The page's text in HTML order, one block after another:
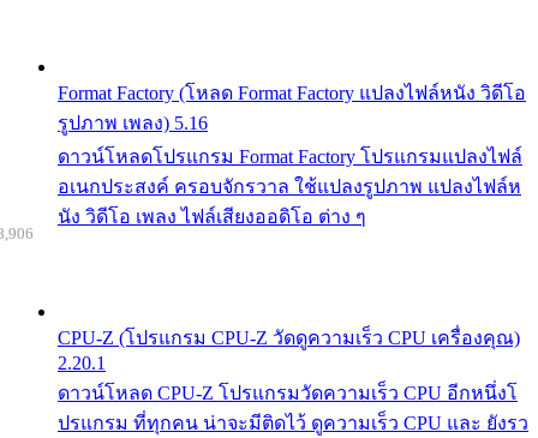
Format Factory (โหลด Format Factory แปลงไฟล์หนัง วิดีโอ
รูปภาพ เพลง) 5.16
ดาวน์โหลดโปรแกรม Format Factory โปรแกรมแปลงไฟล์
อเนกประสงค์ ครอบจักรวาล ใช้แปลงรูปภาพ แปลงไฟล์ห
นัง วิดีโอ เพลง ไฟล์เสียงออดิโอ ต่าง ๆ
CPU-Z (โปรแกรม CPU-Z วัดดูความเร็ว CPU เครื่องคุณ)
2.20.1
ดาวน์โหลด CPU-Z โปรแกรมวัดความเร็ว CPU อีกหนึ่งโ
ปรแกรม ที่ทุกคน น่าจะมีติดไว้ ดูความเร็ว CPU และ ยังรว